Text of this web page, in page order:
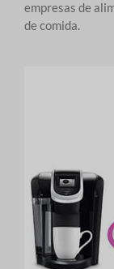
empresas de
de comida.